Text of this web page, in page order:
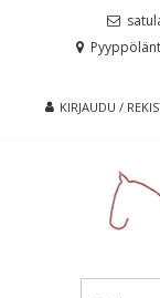
KIRJAUDU /